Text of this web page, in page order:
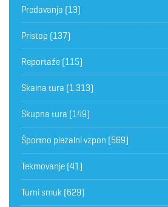
Predavanja (13)
Pristop (137)
Reportaže (115)
Skalna tura (1.313)
Skupna tura (149)
Športno plezalni vzpon (569)
Tekmovanje (41)
Turni smuk (629)